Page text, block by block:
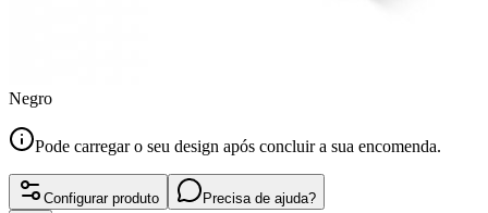
Negro
Pode carregar o seu design após concluir a sua encomenda.
Configurar produto Precisa de ajuda?